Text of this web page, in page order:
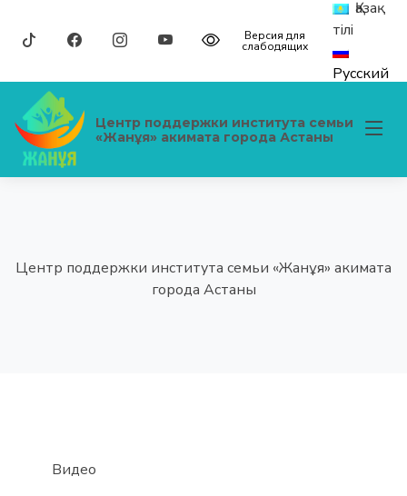
Версия для
слабодящих
Қазақ
тілі
Русский
Центр поддержки института семьи
«Жанұя» акимата города Астаны
Центр поддержки института семьи «Жанұя» акимата
города Астаны
Видео